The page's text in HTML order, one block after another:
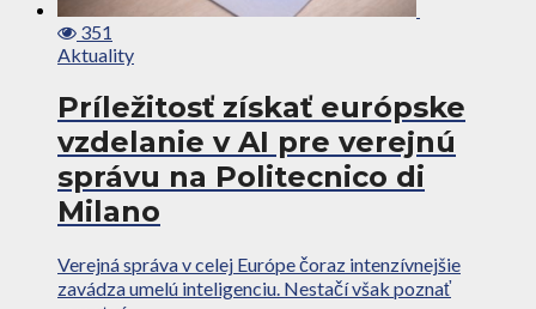
351
Aktuality
Príležitosť získať európske
vzdelanie v AI pre verejnú
správu na Politecnico di
Milano
Verejná správa v celej Európe čoraz intenzívnejšie
zavádza umelú inteligenciu. Nestačí však poznať